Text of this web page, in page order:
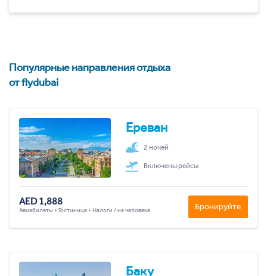
Популярные направления отдыха
от flydubai
Ереван
2 ночей
Включены рейсы
AED 1,888
Авиабилеты + Гостиница + Налоги / на человека Бронируйте
Баку